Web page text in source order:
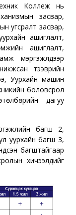
Коллеж нь
засвар,
угсралт засвар,
ашиглалт,
ашиглалт,
мэргэжлүүдээр
тээврийн
Уурхайн машин
боловсрол
дагуу
багш 2,
уурхайн багш 3,
багштайгаар
хичээлүүдийг